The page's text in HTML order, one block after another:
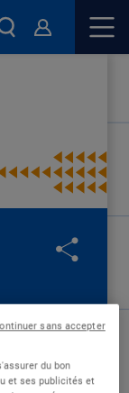
du bon
et ses publicités et
sans accepter